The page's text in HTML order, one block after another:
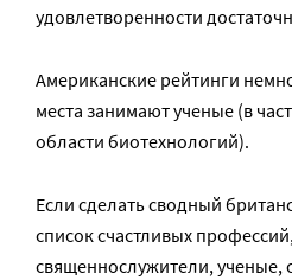
удовлетворенности
Американские рейтинги
места занимают ученые (в
области биотехнологий).
Если сделать сводный
список счастливых
священнослужители, ученые,